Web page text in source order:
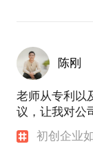
陈刚
老师从专利以
议，让我对公
初创企业